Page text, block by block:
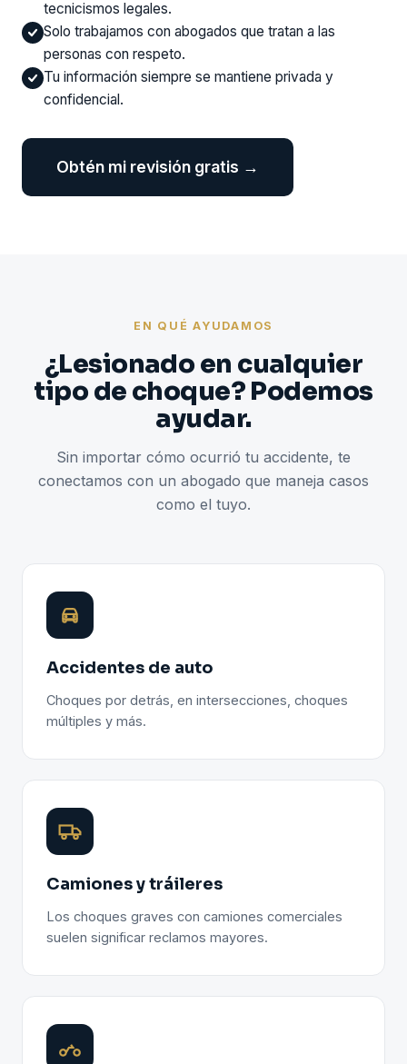
tecnicismos legales.
Solo trabajamos con abogados que tratan a las
personas con respeto.
Tu información siempre se mantiene privada y
confidencial.
Obtén mi revisión gratis →
EN QUÉ AYUDAMOS
¿Lesionado en cualquier
tipo de choque? Podemos
ayudar.
Sin importar cómo ocurrió tu accidente, te
conectamos con un abogado que maneja casos
como el tuyo.
Accidentes de auto
Choques por detrás, en intersecciones, choques
múltiples y más.
Camiones y tráileres
Los choques graves con camiones comerciales
suelen significar reclamos mayores.